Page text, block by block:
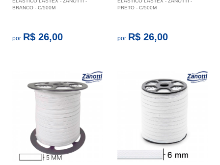
BRANCO - C/500M
por R$ 26,00
PRETO - C/500M
por R$ 26,00